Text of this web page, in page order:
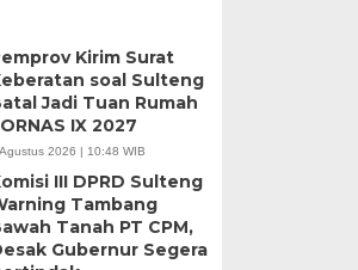
MOROWALI – Industri
nasional. Mantra hilirisasi terus…
Kirim Surat
soal Sulteng
Jadi Tuan Rumah
IX 2027
2026 | 10:48 WIB
III DPRD Sulteng
Tambang
Tanah PT CPM,
Gubernur Segera